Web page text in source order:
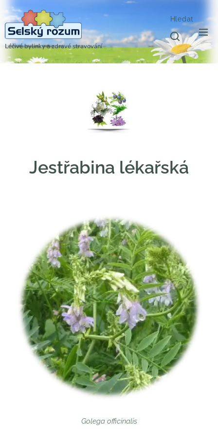
Léčivé bylinky a zdravé stravování
Hledat
Jestřabina lékařská
Golega officinalis